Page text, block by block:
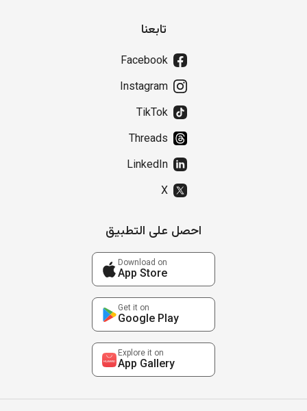
تابعنا
Facebook
Instagram
TikTok
Threads
LinkedIn
X
احصل على التطبيق
Download on
App Store
Get it on
Google Play
Explore it on
App Gallery